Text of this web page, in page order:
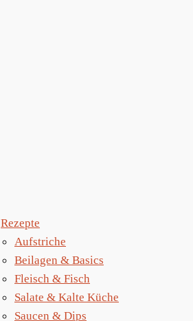
Rezepte
Aufstriche
Beilagen & Basics
Fleisch & Fisch
Salate & Kalte Küche
Saucen & Dips